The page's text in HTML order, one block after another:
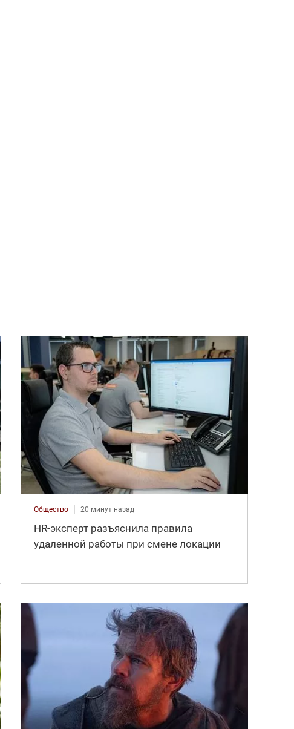
Общество 20 минут назад
HR-эксперт разъяснила правила
удаленной работы при смене локации